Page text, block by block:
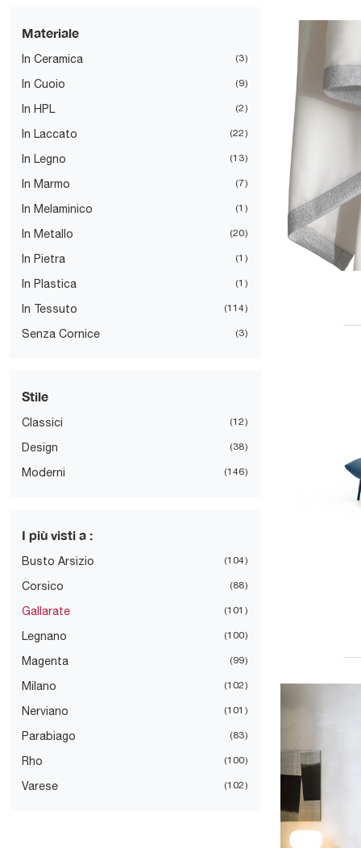
Materiale
In Ceramica 3
In Cuoio 9
In HPL 2
In Laccato 22
In Legno 13
In Marmo 7
In Melaminico 1
In Metallo 20
In Pietra 1
In Plastica 1
In Tessuto 114
Senza Cornice 3
Stile
Classici 12
Design 38
Moderni 146
I più visti a :
Busto Arsizio 104
Corsico 88
Gallarate 101
Legnano 100
Magenta 99
Milano 102
Nerviano 101
Parabiago 83
Rho 100
Varese 102